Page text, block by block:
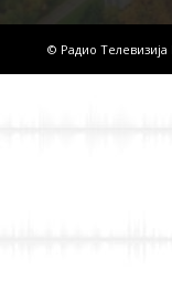
© Радио